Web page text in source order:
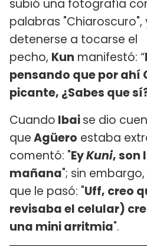
subió una fotografía
palabras "Chiaroscuro",
detenerse a tocarse el
pecho, Kun manifestó: “
pensando que por ahí
picante, ¿Sabes que
Cuando Ibaise dio
queAgüero estaba
comentó: "EyKuni, son
mañana"; sin embargo,
que le pasó: "Uff, creo
revisaba el celular)
una mini arritmia".